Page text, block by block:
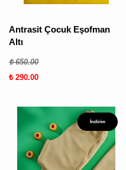
Antrasit Çocuk Eşofman
Altı
₺ 650.00
₺ 290.00
İndirim